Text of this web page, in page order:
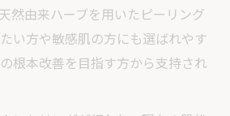
然由来ハーブを用いたピーリング
い方や敏感肌の方にも選ばれやす
根本改善を目指す方から支持され